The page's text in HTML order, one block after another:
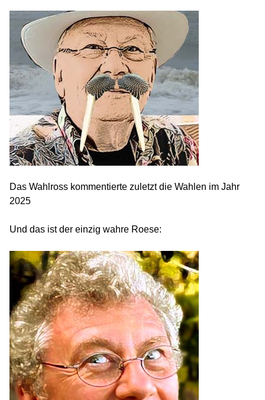
Das Wahlross kommentierte zuletzt die Wahlen im Jahr
2025
Und das ist der einzig wahre Roese: